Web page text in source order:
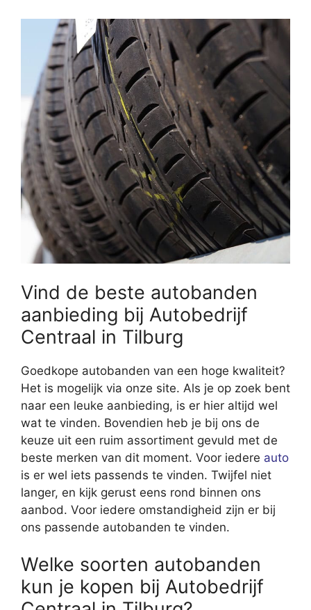
Vind de beste autobanden
aanbieding bij Autobedrijf
Centraal in Tilburg
Goedkope autobanden van een hoge kwaliteit?
Het is mogelijk via onze site. Als je op zoek bent
naar een leuke aanbieding, is er hier altijd wel
wat te vinden. Bovendien heb je bij ons de
keuze uit een ruim assortiment gevuld met de
beste merken van dit moment. Voor iedere auto
is er wel iets passends te vinden. Twijfel niet
langer, en kijk gerust eens rond binnen ons
aanbod. Voor iedere omstandigheid zijn er bij
ons passende autobanden te vinden.
Welke soorten autobanden
kun je kopen bij Autobedrijf